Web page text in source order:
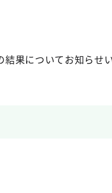
果についてお知らせい